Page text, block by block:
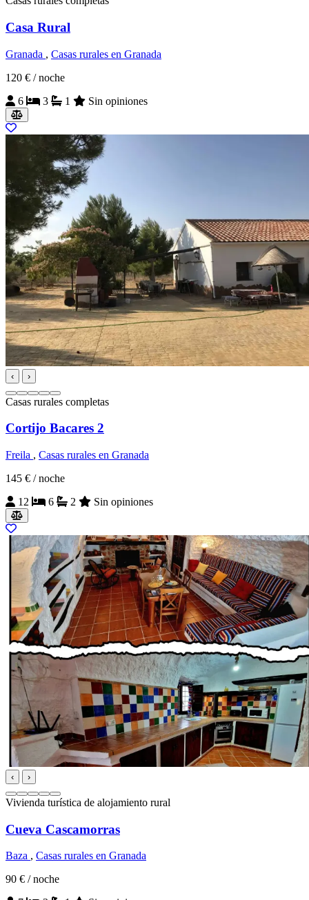
Casa Rural
Granada , Casas rurales en Granada
120 € / noche
6
3 1 Sin opiniones
‹ ›
Casas rurales completas
Cortijo Bacares 2
Freila , Casas rurales en Granada
145 € / noche
12
6 2 Sin opiniones
‹ ›
Vivienda turística de alojamiento rural
Cueva Cascamorras
Baza , Casas rurales en Granada
90 € / noche